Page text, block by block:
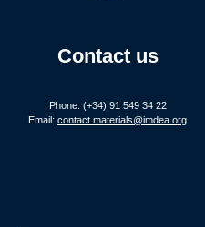
Contact us
Phone: (+34) 91 549 34 22
Email: contact.materials@imdea.org